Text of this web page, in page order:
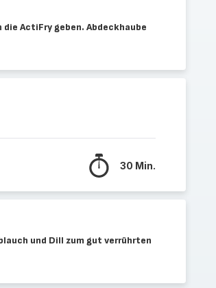
ActiFry geben. Abdeckhaube
30 Min.
und Dill zum gut verrührten